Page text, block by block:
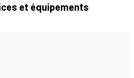
et équipements